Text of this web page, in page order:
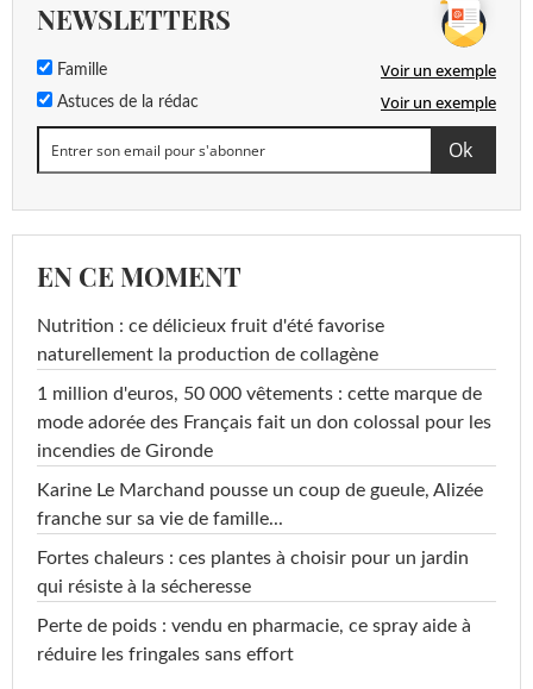
NEWSLETTERS
Famille Voir un exemple
Astuces de la rédac Voir un exemple
EN CE MOMENT
Nutrition : ce délicieux fruit d'été favorise
naturellement la production de collagène
1 million d'euros, 50 000 vêtements : cette marque de
mode adorée des Français fait un don colossal pour les
incendies de Gironde
Karine Le Marchand pousse un coup de gueule, Alizée
franche sur sa vie de famille...
Fortes chaleurs : ces plantes à choisir pour un jardin
qui résiste à la sécheresse
Perte de poids : vendu en pharmacie, ce spray aide à
réduire les fringales sans effort